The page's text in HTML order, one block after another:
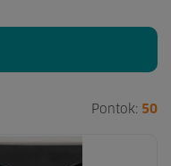
Pontok: 50